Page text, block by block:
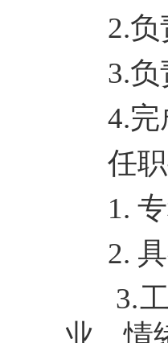
2.负
3.负
4.完
任职
1. 专
2. 具
3.工
业、情